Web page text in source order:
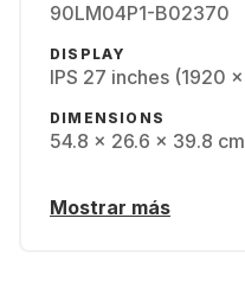
90LM04P1-B02370
DISPLAY
IPS 27 inches (1920
DIMENSIONS
54.8 x 26.6 x 39.8
Mostrar más